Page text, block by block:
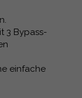
3 Bypass-
einfache